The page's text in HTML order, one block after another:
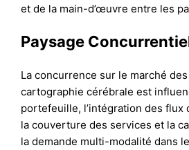
et de la main-d’œuvre entre les
Paysage
La concurrence sur le marché
cartographie cérébrale est
portefeuille, l’intégration des flux
la couverture des services et la
la demande multi-modalité dans